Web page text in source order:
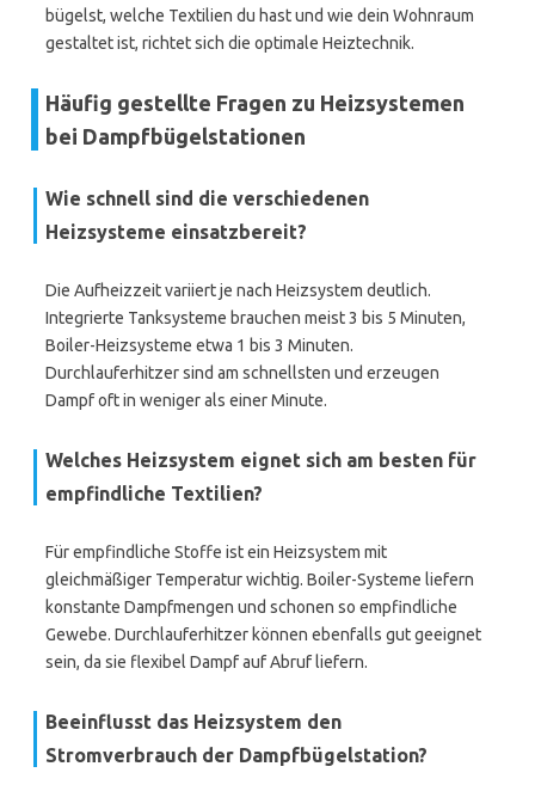
bügelst, welche Textilien du hast und wie dein Wohnraum
gestaltet ist, richtet sich die optimale Heiztechnik.
Häufig gestellte Fragen zu Heizsystemen
bei Dampfbügelstationen
Wie schnell sind die verschiedenen
Heizsysteme einsatzbereit?
Die Aufheizzeit variiert je nach Heizsystem deutlich.
Integrierte Tanksysteme brauchen meist 3 bis 5 Minuten,
Boiler-Heizsysteme etwa 1 bis 3 Minuten.
Durchlauferhitzer sind am schnellsten und erzeugen
Dampf oft in weniger als einer Minute.
Welches Heizsystem eignet sich am besten für
empfindliche Textilien?
Für empfindliche Stoffe ist ein Heizsystem mit
gleichmäßiger Temperatur wichtig. Boiler-Systeme liefern
konstante Dampfmengen und schonen so empfindliche
Gewebe. Durchlauferhitzer können ebenfalls gut geeignet
sein, da sie flexibel Dampf auf Abruf liefern.
Beeinflusst das Heizsystem den
Stromverbrauch der Dampfbügelstation?